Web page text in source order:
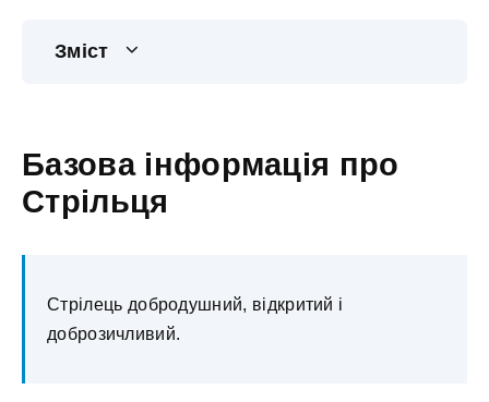
Зміст
Базова інформація про
Стрільця
Стрілець добродушний, відкритий і
доброзичливий.